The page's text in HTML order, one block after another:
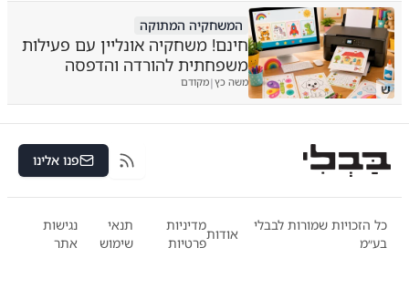
ש
המשחקיה המתוקה
חינם! משחקיה אונליין עם פעילות
משפחתית להורדה והדפסה
משה כץ|מקודם
RSS פנו אלינו
כל הזכויות שמורות לבבלי
בע״מ
אודות
מדיניות
פרטיות
תנאי
שימוש
נגישות
אתר